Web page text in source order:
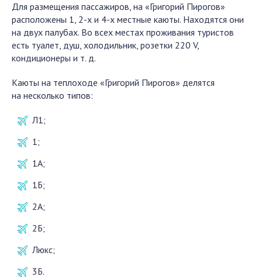
Для размещения пассажиров, на «Григорий Пирогов»
расположены 1, 2-х и 4-х местные каюты. Находятся они
на двух палубах. Во всех местах проживания туристов
есть туалет, душ, холодильник, розетки 220 V,
кондиционеры и т. д.
Каюты на теплоходе «Григорий Пирогов» делятся
на несколько типов:
Л1;
1;
1А;
1Б;
2А;
2Б;
Люкс;
3Б.